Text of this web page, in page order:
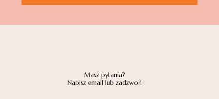
Masz pytania?
Napisz email lub zadzwoń